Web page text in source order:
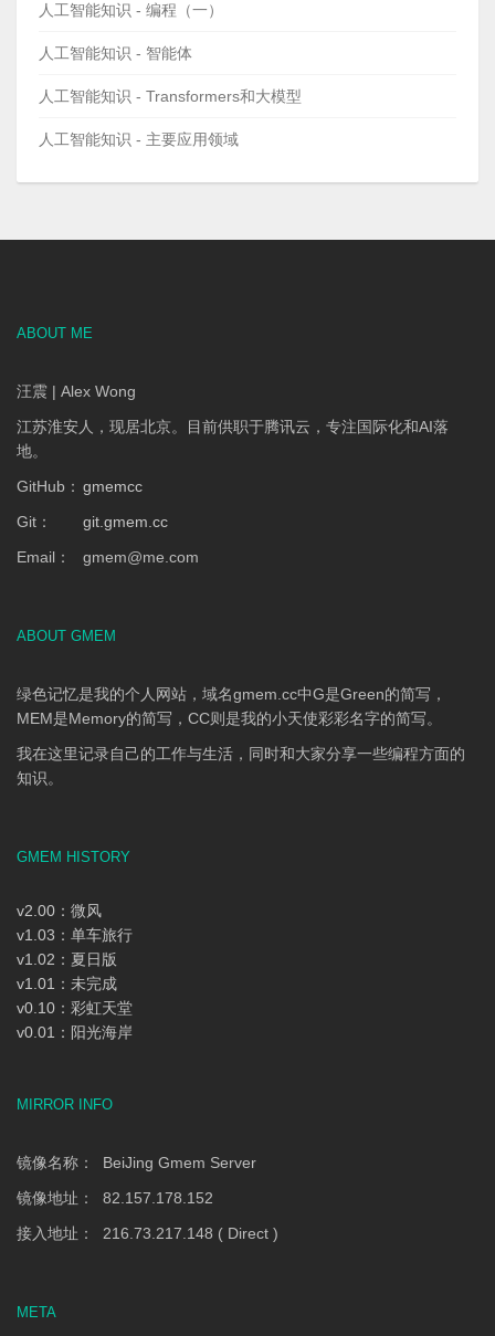
人工智能知识 - 编程（一）
人工智能知识 - 智能体
人工智能知识 - Transformers和大模型
人工智能知识 - 主要应用领域
ABOUT ME
汪震 | Alex Wong
江苏淮安人，现居北京。目前供职于腾讯云，专注国际化和AI落
地。
GitHub： gmemcc
Git：
git.gmem.cc
Email：
gmem@me.com
ABOUT GMEM
绿色记忆是我的个人网站，域名gmem.cc中G是Green的简写，
MEM是Memory的简写，CC则是我的小天使彩彩名字的简写。
我在这里记录自己的工作与生活，同时和大家分享一些编程方面的
知识。
GMEM HISTORY
v2.00：微风
v1.03：单车旅行
v1.02：夏日版
v1.01：未完成
v0.10：彩虹天堂
v0.01：阳光海岸
MIRROR INFO
镜像名称： BeiJing Gmem Server
镜像地址： 82.157.178.152
接入地址： 216.73.217.148 ( Direct )
META